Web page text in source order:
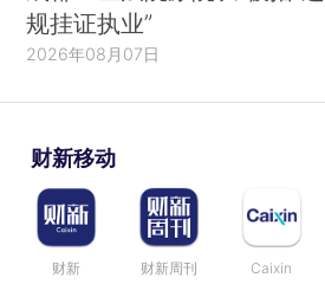
规挂证执业”
2026年08月07日
财新移动
财新 财新周刊 Caixin